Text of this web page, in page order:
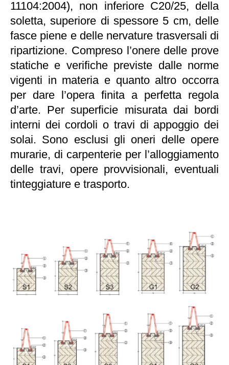
11104:2004), non inferiore C20/25, della
soletta, superiore di spessore 5 cm, delle
fasce piene e delle nervature trasversali di
ripartizione. Compreso l’onere delle prove
statiche e verifiche previste dalle norme
vigenti in materia e quanto altro occorra
per dare l’opera finita a perfetta regola
d’arte. Per superficie misurata dai bordi
interni dei cordoli o travi di appoggio dei
solai. Sono esclusi gli oneri delle opere
murarie, di carpenterie per l’alloggiamento
delle travi, opere provvisionali, eventuali
tinteggiature e trasporto.